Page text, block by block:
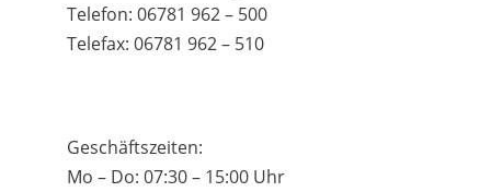
Telefon: 06781 962 – 500
Telefax: 06781 962 – 510
Geschäftszeiten:
Mo – Do: 07:30 – 15:00 Uhr